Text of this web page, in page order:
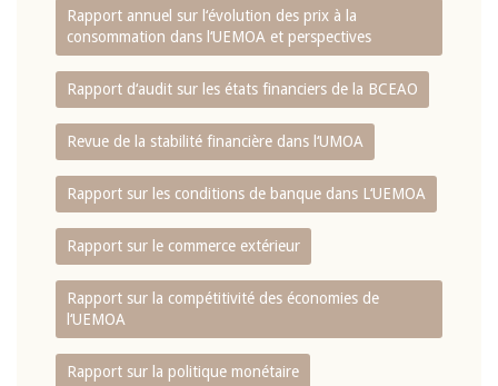
Rapport annuel sur l‘évolution des prix à la
consommation dans l‘UEMOA et perspectives
Rapport d‘audit sur les états financiers de la BCEAO
Revue de la stabilité financière dans l‘UMOA
Rapport sur les conditions de banque dans L‘UEMOA
Rapport sur le commerce extérieur
Rapport sur la compétitivité des économies de
l‘UEMOA
Rapport sur la politique monétaire